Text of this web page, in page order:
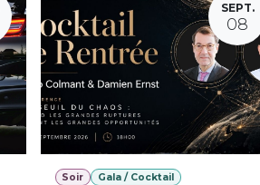
SEPT.
08
Soir Gala / Cocktail